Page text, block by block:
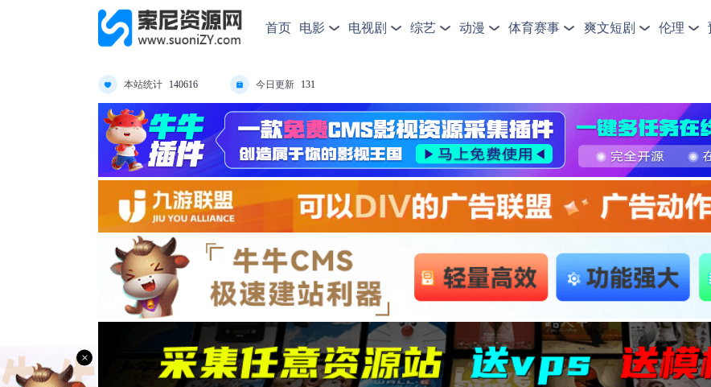
首页 电影 电视剧 综艺 动漫 体育赛事 爽文短剧 伦理
本站统计 140616 今日更新 131
×